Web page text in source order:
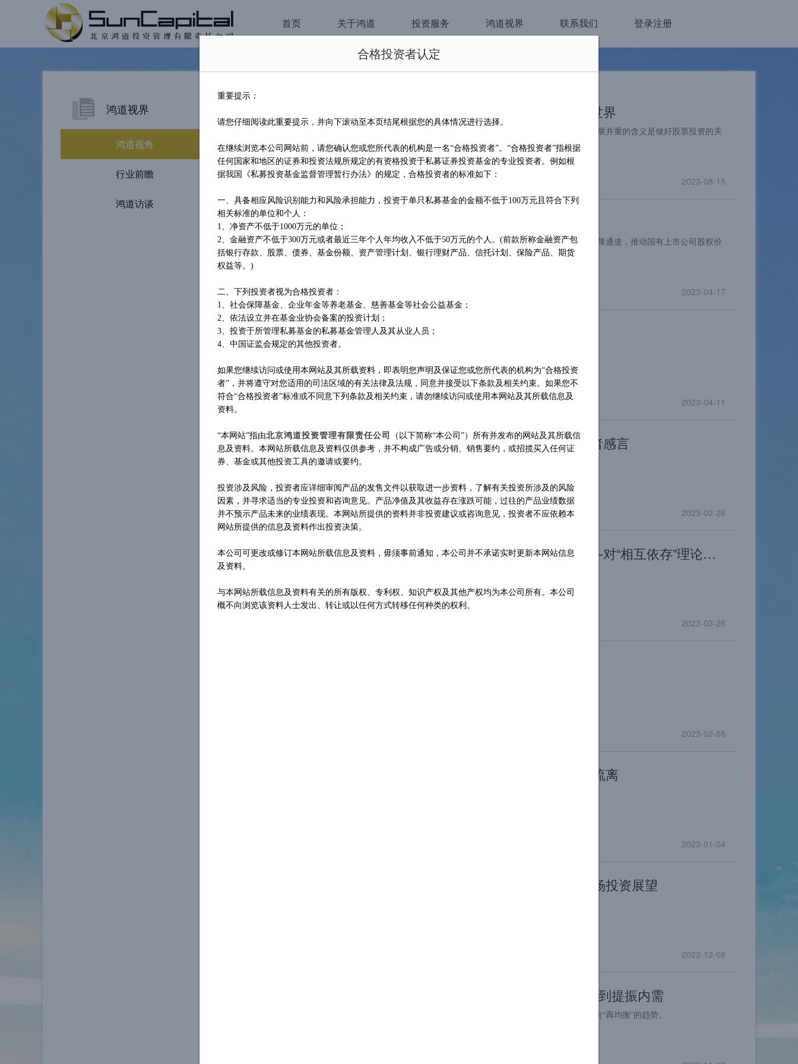
合格投资者认定
重要提示：
请您仔细阅读此重要提示，并向下滚动至本页结尾根据您的具体情况进行选择。
在继续浏览本公司网站前，请您确认您或您所代表的机构是一名“合格投资者”。“合格投资者”指根据
任何国家和地区的证券和投资法规所规定的有资格投资于私募证券投资基金的专业投资者。例如根
据我国《私募投资基金监督管理暂行办法》的规定，合格投资者的标准如下：
一、具备相应风险识别能力和风险承担能力，投资于单只私募基金的金额不低于100万元且符合下列
相关标准的单位和个人：
1、净资产不低于1000万元的单位；
2、金融资产不低于300万元或者最近三年个人年均收入不低于50万元的个人。(前款所称金融资产包
括银行存款、股票、债券、基金份额、资产管理计划、银行理财产品、信托计划、保险产品、期货
权益等。)
二、下列投资者视为合格投资者：
1、社会保障基金、企业年金等养老基金、慈善基金等社会公益基金；
2、依法设立并在基金业协会备案的投资计划；
3、投资于所管理私募基金的私募基金管理人及其从业人员；
4、中国证监会规定的其他投资者。
如果您继续访问或使用本网站及其所载资料，即表明您声明及保证您或您所代表的机构为“合格投资
者”，并将遵守对您适用的司法区域的有关法律及法规，同意并接受以下条款及相关约束。如果您不
符合“合格投资者”标准或不同意下列条款及相关约束，请勿继续访问或使用本网站及其所载信息及
资料。
“本网站”指由北京鸿道投资管理有限责任公司
（以下简称“本公司”）所有并发布的网站及其所载信
息及资料。本网站所载信息及资料仅供参考，并不构成广告或分销、销售要约，或招揽买入任何证
券、基金或其他投资工具的邀请或要约。
投资涉及风险，投资者应详细审阅产品的发售文件以获取进一步资料，了解有关投资所涉及的风险
因素，并寻求适当的专业投资和咨询意见。产品净值及其收益存在涨跌可能，过往的产品业绩数据
并不预示产品未来的业绩表现。本网站所提供的资料并非投资建议或咨询意见，投资者不应依赖本
网站所提供的信息及资料作出投资决策。
本公司可更改或修订本网站所载信息及资料，毋须事前通知，本公司并不承诺实时更新本网站信息
及资料。
与本网站所载信息及资料有关的所有版权、专利权、知识产权及其他产权均为本公司所有。本公司
概不向浏览该资料人士发出、转让或以任何方式转移任何种类的权利。
首页 关于鸿道 投资服务 鸿道视界 联系我们 登录注册
鸿道视界
鸿道视角
行业前瞻
鸿道访谈
紧扣安全主线，拥抱长期高偏度的新世界
未来三年，全面、深刻、准确地理解党中央提出的安全与发展并重的含义是做好股票投资的关
键。
孙建冬 2023-08-15
在未来一段时间内，中国的利率水平可能会进入历史性的下降通道，推动国有上市公司股权价
值显现已经成为历史性任务。
2023-04-17
新世界、新蓝筹与新的投资方法论
孙建冬 2023-04-11
重发《一体化还是分散化》一文的作者感言
孙建冬 2023-02-26
冷战后的全球：一体化还是分散化——对“相互依存”理论的再思考
2023-02-26
2023-02-08
2023年的中国股市，值得一路的颠沛流离
2023-01-04
从风动到心动——2023年中国股票市场投资展望
2022-12-08
股市结构“再均衡”——从放松疫情防控到提振内需
A股市场大的行业配置有从新兴成长行业向顺经济景气度方向“再均衡”的趋势。